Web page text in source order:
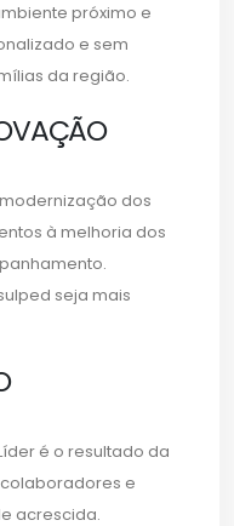
próximo e
e sem
da região.
dos
à melhoria dos
seja mais
é o resultado da
e
acrescida.